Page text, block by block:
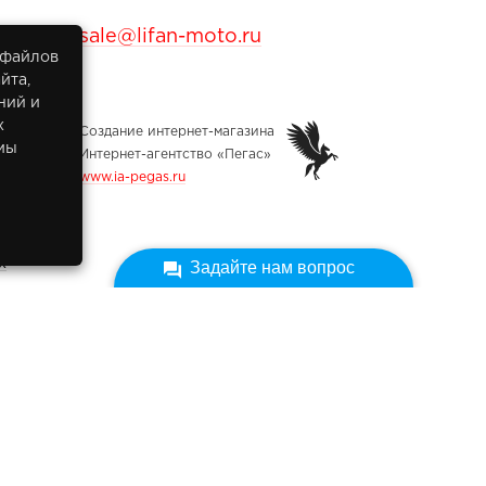
sale@lifan-moto.ru
Создание интернет-магазина
Интернет-агентство «Пегас»
www.ia-pegas.ru
Задайте нам вопрос
файлов
и